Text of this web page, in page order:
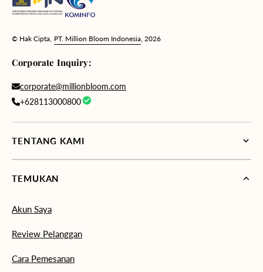
© Hak Cipta, PT. Million Bloom Indonesia , 2026
Corporate Inquiry:
corporate@millionbloom.com
+628113000800
TENTANG KAMI
TEMUKAN
Akun Saya
Review Pelanggan
Cara Pemesanan